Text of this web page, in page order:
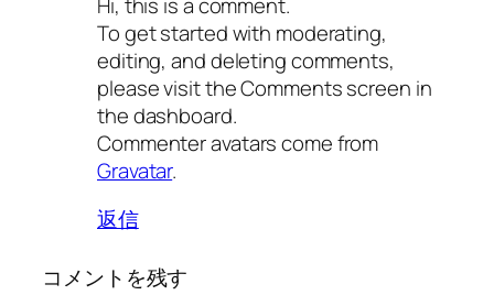
To get started with moderating,
editing, and deleting comments,
please visit the Comments screen in
the dashboard.
Commenter avatars come from
Gravatar.
返信
コメントを残す